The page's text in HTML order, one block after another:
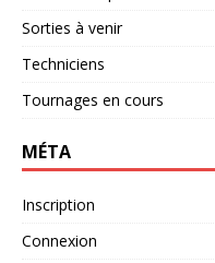
Sorties à venir
Techniciens
Tournages en cours
MÉTA
Inscription
Connexion